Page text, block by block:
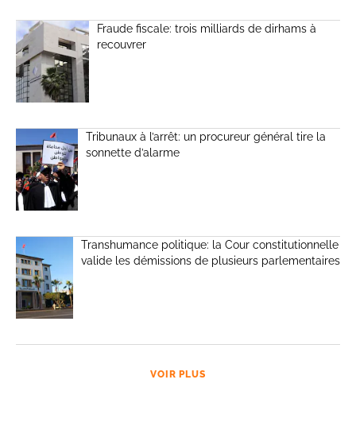
Fraude fiscale: trois milliards de dirhams à
recouvrer
Tribunaux à l’arrêt: un procureur général tire la
sonnette d’alarme
Transhumance politique: la Cour constitutionnelle
valide les démissions de plusieurs parlementaires
VOIR PLUS